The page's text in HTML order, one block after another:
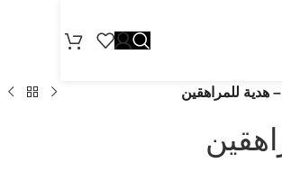
هدية للمراهقين